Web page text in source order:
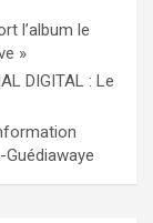
l’album le
»
DIGITAL : Le